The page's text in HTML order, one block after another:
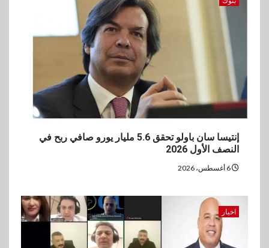
إنتيسا سان باولو تحقق 5.6 مليار يورو صافي ربح في
النصف الأول 2026
اخبار